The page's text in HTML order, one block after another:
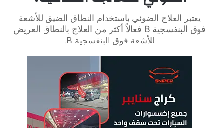
يعتبر العلاج الضوئي باستخدام النطاق الضيق للأشعة
فوق البنفسجية B فعالاً أكثر من العلاج بالنطاق العريض
للأشعة فوق البنفسجية B.